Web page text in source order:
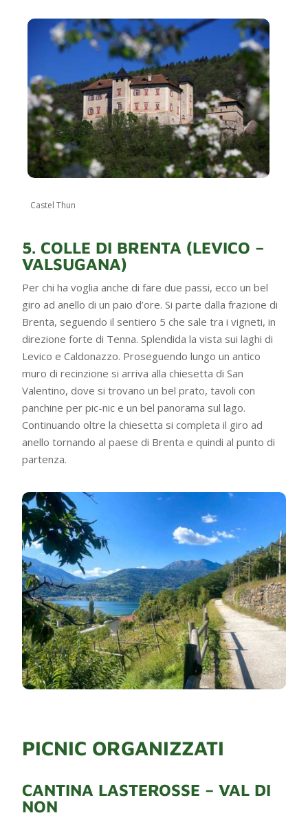
Castel Thun
5. COLLE DI BRENTA (LEVICO –
VALSUGANA)
Per chi ha voglia anche di fare due passi, ecco un bel
giro ad anello di un paio d’ore. Si parte dalla frazione di
Brenta, seguendo il sentiero 5 che sale tra i vigneti, in
direzione forte di Tenna. Splendida la vista sui laghi di
Levico e Caldonazzo. Proseguendo lungo un antico
muro di recinzione si arriva alla chiesetta di San
Valentino, dove si trovano un bel prato, tavoli con
panchine per pic-nic e un bel panorama sul lago.
Continuando oltre la chiesetta si completa il giro ad
anello tornando al paese di Brenta e quindi al punto di
partenza.
PICNIC ORGANIZZATI
CANTINA LASTEROSSE – VAL DI
NON